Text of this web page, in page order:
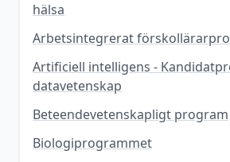
hälsa
Arbetsintegrerat
Artificiell intelligens -
datavetenskap
Beteendevetenskapligt program
Biologiprogrammet